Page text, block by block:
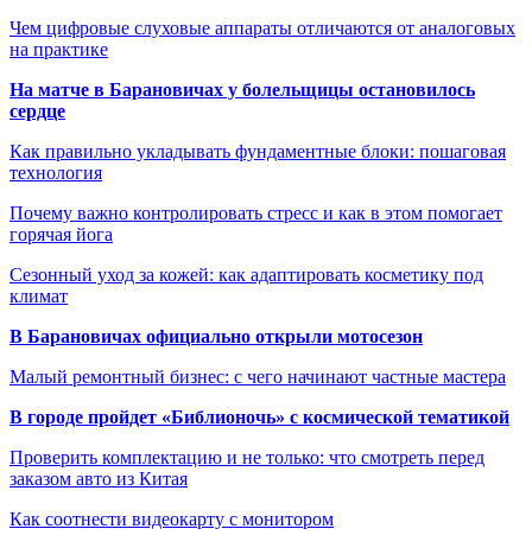
Чем цифровые слуховые аппараты отличаются от аналоговых
на практике
На матче в Барановичах у болельщицы остановилось
сердце
Как правильно укладывать фундаментные блоки: пошаговая
технология
Почему важно контролировать стресс и как в этом помогает
горячая йога
Сезонный уход за кожей: как адаптировать косметику под
климат
В Барановичах официально открыли мотосезон
Малый ремонтный бизнес: с чего начинают частные мастера
В городе пройдет «Библионочь» с космической тематикой
Проверить комплектацию и не только: что смотреть перед
заказом авто из Китая
Как соотнести видеокарту с монитором